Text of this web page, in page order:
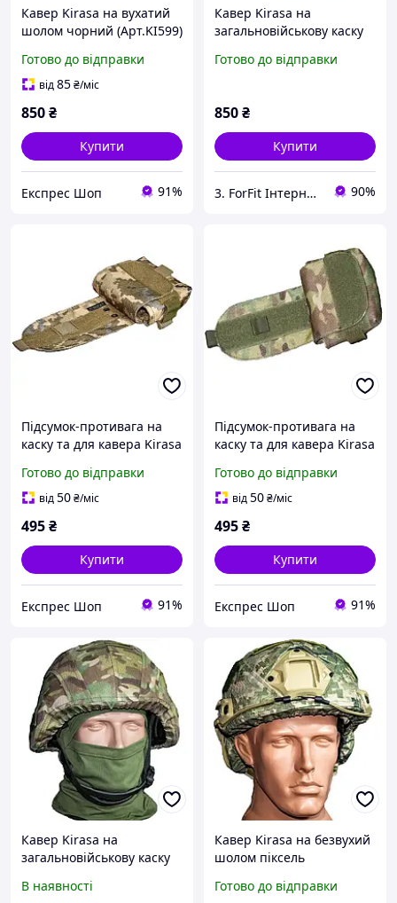
Кавер Kirasa на вухатий
шолом чорний (Арт.KI599)
розмір L для тактичного
маскування
Готово до відправки
від85₴/міс
850₴
Купити
Експрес Шоп 91%
Кавер Kirasa на
загальновійськову каску
зручне кріплення та
Готово до відправки
850₴
Купити
3. ForFit Інтернет-магазин спортивних товарів 90%
Підсумок-противага на
каску та для кавера Kirasa
водостійкий розмір 8.5 см
x 11 см x 3 см
Готово до відправки
від50₴/міс
495₴
Купити
Експрес Шоп 91%
Підсумок-противага на
каску та для кавера Kirasa
1000d розмір 8.5 см x 11
см x 3 см
Готово до відправки
від50₴/міс
495₴
Купити
Експрес Шоп 91%
Кавер Kirasa на
загальновійськову каску
В наявності
Кавер Kirasa на безвухий
шолом піксель
Cordura 1000d, розмір - S-
Готово до відправки